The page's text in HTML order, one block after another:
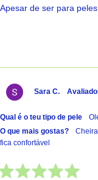
Apesar de ser para
Sara C.
Qual é o teu tipo de pele
O que mais gostas?
fica confortável